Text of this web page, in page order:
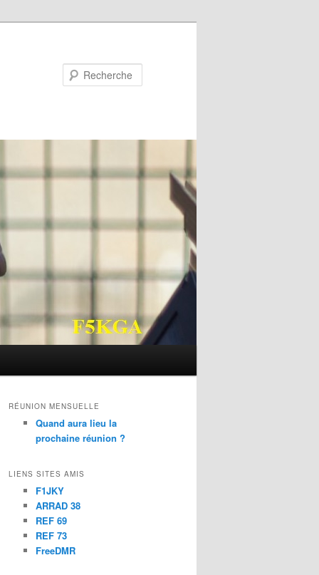
RÉUNION MENSUELLE
Quand aura lieu la
prochaine réunion ?
LIENS SITES AMIS
F1JKY
ARRAD 38
REF 69
REF 73
FreeDMR